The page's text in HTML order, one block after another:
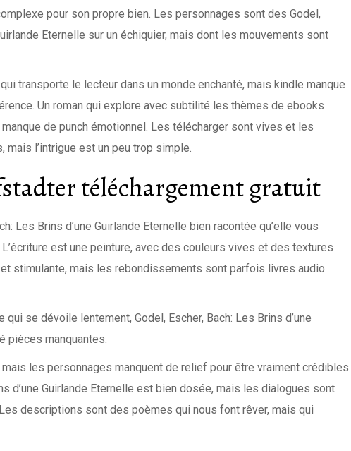
pour son propre bien. Les personnages sont des Godel,
Eternelle sur un échiquier, mais dont les mouvements sont
transporte le lecteur dans un monde enchanté, mais kindle manque
Un roman qui explore avec subtilité les thèmes de ebooks
de punch émotionnel. Les télécharger sont vives et les
l’intrigue est un peu trop simple.
téléchargement gratuit
Les Brins d’une Guirlande Eternelle bien racontée qu’elle vous
L’écriture est une peinture, avec des couleurs vives et des textures
stimulante, mais les rebondissements sont parfois livres audio
se dévoile lentement, Godel, Escher, Bach: Les Brins d’une
pièces manquantes.
les personnages manquent de relief pour être vraiment crédibles.
d’une Guirlande Eternelle est bien dosée, mais les dialogues sont
descriptions sont des poèmes qui nous font rêver, mais qui